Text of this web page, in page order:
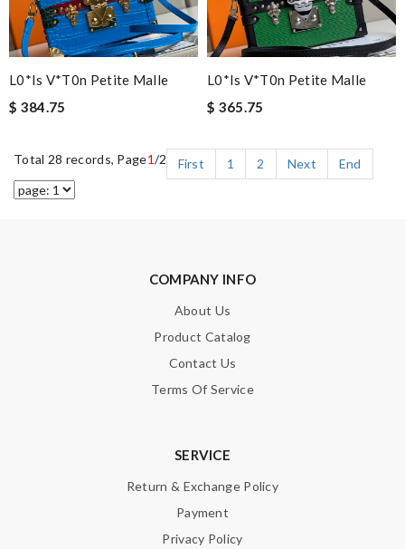
L0*is V*t0n Petite Malle
$ 384.75
L0*is V*t0n Petite Malle
$ 365.75
Total 28 records, Page1/2 First 1 2 Next End
COMPANY INFO
About Us
Product Catalog
Contact Us
Terms Of Service
SERVICE
Return & Exchange Policy
Payment
Privacy Policy